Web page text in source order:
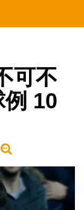
可不
10